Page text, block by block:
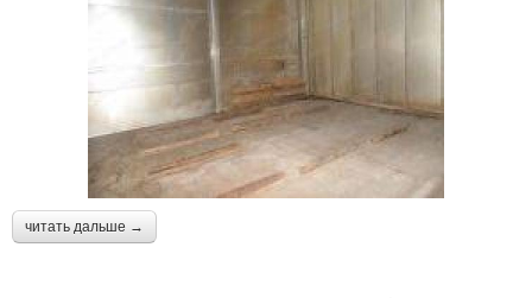
читать дальше →